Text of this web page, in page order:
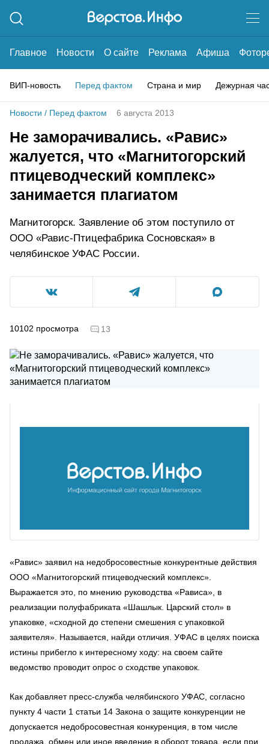
Главное Новости О сайте Реклама Афиша
ВИП-новость Перед фактом Страна и мир Дежурная
Новости / Перед фактом 6 августа 2013
Не заморачивались. «Равис»
жалуется, что «Магнитогорский
птицеводческий комплекс»
занимается плагиатом
Магнитогорск. Заявление об этом поступило от
ООО «Равис-Птицефабрика Сосновская» в
челябинское УФАС России.
10102 просмотра 13
«Равис» заявил на недобросовестные конкурентные действия
ООО «Магнитогорский птицеводческий комплекс».
Выражается это, по мнению руководства «Рависа», в
реализации полуфабриката «Шашлык. Царский стол» в
упаковке, «сходной до степени смешения с упаковкой
заявителя». Называется, найди отличия. УФАС в целях поиска
истины прибегло к интересному ходу: на своем сайте
ведомство проводит опрос о сходстве упаковок.
Как добавляет пресс-служба челябинского УФАС, согласно
пункту 4 части 1 статьи 14 Закона о защите конкуренции не
допускается недобросовестная конкуренция, в том числе
продажа, обмен или иное введение в оборот товара, если при